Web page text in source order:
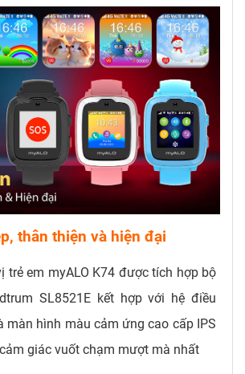
thân thiện và hiện đại
trẻ em myALO K74 được tích hợp bộ
SL8521E kết hợp với hệ điều
màn hình màu cảm ứng cao cấp IPS
giác vuốt chạm mượt mà nhất